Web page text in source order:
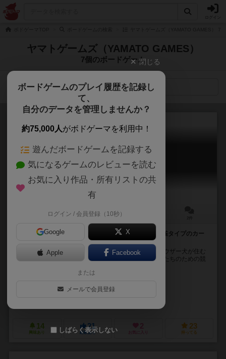
ヤマトゲームズ（YAMATO GAMES）
7個のボードゲーム
検索メニュー
ドッグン・ドッグ
Dog’n Dog
20分前後
ナンバーワンは僕たちだワン！かんたんカワイイ、麻雀タイプのカー
【ストーリー】 ここは、数多くのミニチュア・シュナウザー犬が住む
ことで有名なドッグ町。 そして今、犬たちによる、犬たちのための競
14
興味あり
21
経験あり
2
お気に入り
23
持ってる
閉じる
ボードゲームのプレイ履歴を記録し
て、
自分のデータを管理しませんか？
約75,000人がボドゲーマを利用中！
遊んだボードゲームを記録する
気になるゲームのレビューを読む
お気に入り作品・所有リストの共
有
ログイン / 会員登録（10秒）
Google X
Apple Facebook
または
メールで会員登録
しばらく表示しない